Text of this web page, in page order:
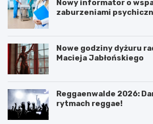
Nowy informator o
zaburzeniami
Nowe godziny dyżuru
Macieja Jabłońskiego
Reggaenwalde 2026:
rytmach reggae!